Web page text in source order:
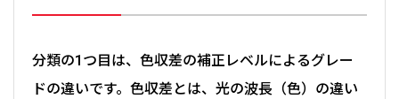
分類の1つ目は、色収差の補正レベルによるグレー
ドの違いです。色収差とは、光の波長（色）の違い